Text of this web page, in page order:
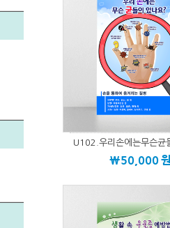
U102.우리손에는무슨균
\50,000